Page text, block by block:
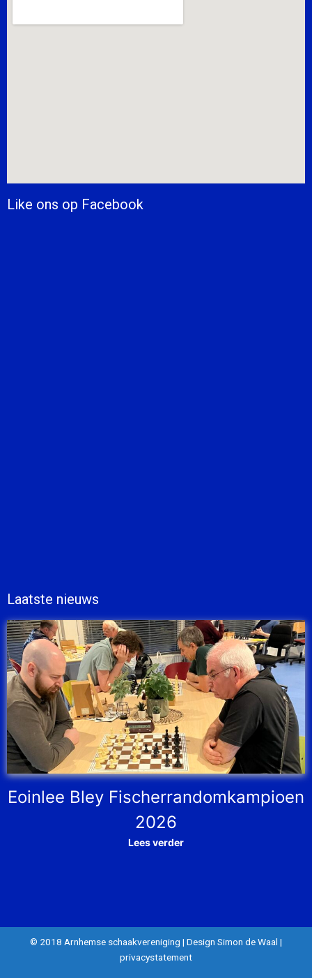
Like ons op Facebook
Laatste nieuws
Eoinlee Bley Fischerrandomkampioen
2026
Lees verder
© 2018 Arnhemse schaakvereniging | Design Simon de Waal |
privacystatement